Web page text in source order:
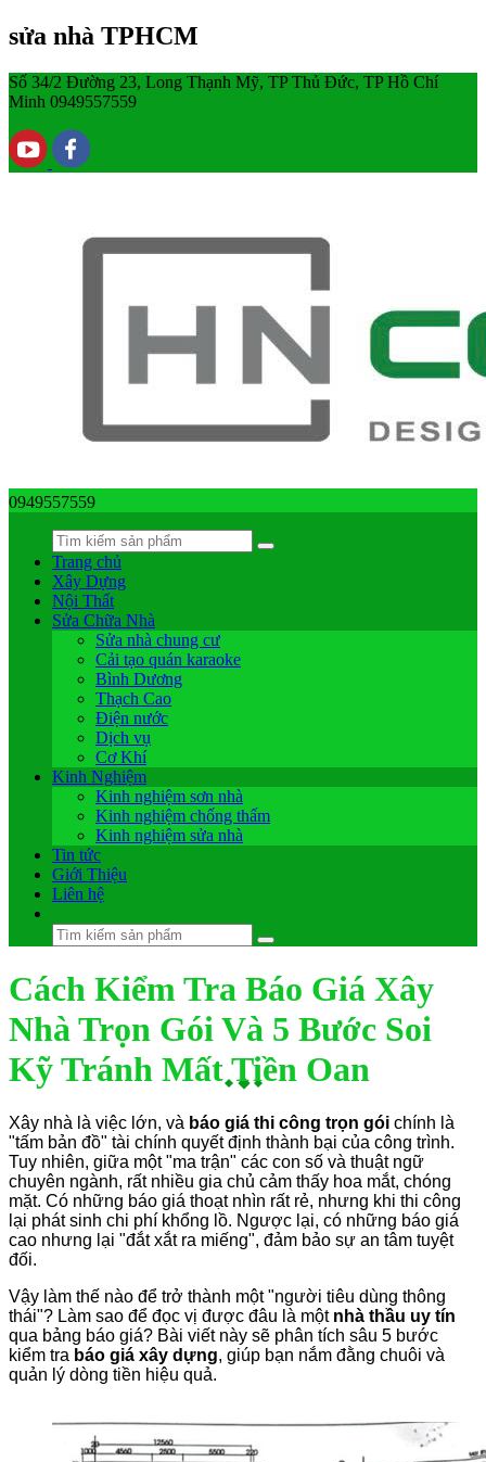
sửa nhà TPHCM
Số 34/2 Đường 23, Long Thạnh Mỹ, TP Thủ Đức, TP Hồ Chí
Minh 0949557559
0949557559
Trang chủ
Xây Dựng
Nội Thất
Sửa Chữa Nhà
Sửa nhà chung cư
Cải tạo quán karaoke
Bình Dương
Thạch Cao
Điện nước
Dịch vụ
Cơ Khí
Kinh Nghiệm
Kinh nghiệm sơn nhà
Kinh nghiệm chống thấm
Kinh nghiệm sửa nhà
Tin tức
Giới Thiệu
Liên hệ
Cách Kiểm Tra Báo Giá Xây
Nhà Trọn Gói Và 5 Bước Soi
Kỹ Tránh Mất Tiền Oan
Xây nhà là việc lớn, và báo giá thi công trọn gói chính là
"tấm bản đồ" tài chính quyết định thành bại của công trình.
Tuy nhiên, giữa một "ma trận" các con số và thuật ngữ
chuyên ngành, rất nhiều gia chủ cảm thấy hoa mắt, chóng
mặt. Có những báo giá thoạt nhìn rất rẻ, nhưng khi thi công
lại phát sinh chi phí khổng lồ. Ngược lại, có những báo giá
cao nhưng lại "đắt xắt ra miếng", đảm bảo sự an tâm tuyệt
đối.
Vậy làm thế nào để trở thành một "người tiêu dùng thông
thái"? Làm sao để đọc vị được đâu là một nhà thầu uy tín
qua bảng báo giá? Bài viết này sẽ phân tích sâu 5 bước
kiểm tra báo giá xây dựng, giúp bạn nắm đằng chuôi và
quản lý dòng tiền hiệu quả.